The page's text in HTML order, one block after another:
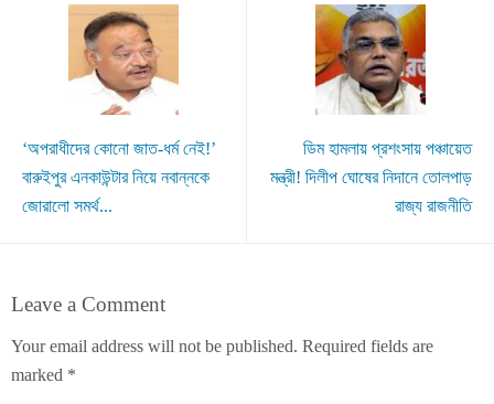
‘অপরাধীদের কোনো জাত-ধর্ম নেই!’
বারুইপুর এনকাউন্টার নিয়ে নবান্নকে
জোরালো সমর্থ...
ডিম হামলায় প্রশংসায় পঞ্চায়েত
মন্ত্রী! দিলীপ ঘোষের নিদানে তোলপাড়
রাজ্য রাজনীতি
Leave a Comment
Your email address will not be published. Required fields are
marked *